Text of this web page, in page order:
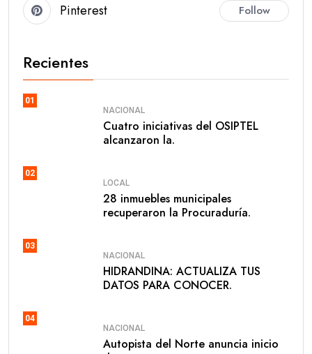
Pinterest Follow
Recientes
01
NACIONAL
Cuatro iniciativas del OSIPTEL
alcanzaron la.
02
LOCAL
28 inmuebles municipales
recuperaron la Procuraduría.
03
NACIONAL
HIDRANDINA: ACTUALIZA TUS
DATOS PARA CONOCER.
04
NACIONAL
Autopista del Norte anuncia inicio